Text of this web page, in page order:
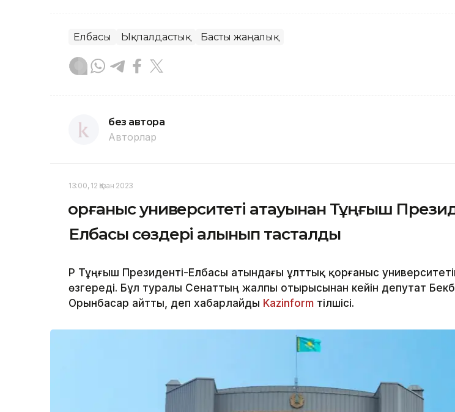
Елбасы Ықпалдастық Басты жаңалық
без автора
Авторлар
13:00, 12 Қазан 2023
Қорғаныс университеті атауынан Тұңғыш
Елбасы сөздері алынып тасталды
ҚР Тұңғыш Президенті-Елбасы атындағы ұлттық қорғаныс
өзгереді. Бұл туралы Сенаттың жалпы отырысынан кейін депутат
Орынбасар айтты, деп хабарлайды Kazinform тілшісі.